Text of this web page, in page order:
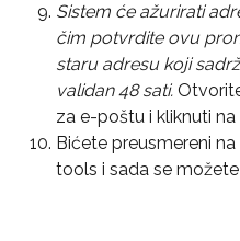
Sistem će ažurirati
čim potvrdite ovu
staru adresu koji
validan 48 sati.
za e-poštu i kliknuti
Bićete preusmereni
tools i sada se